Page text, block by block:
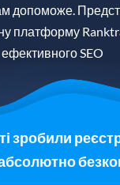
допоможе.
платформу
ефективного SEO
зробили